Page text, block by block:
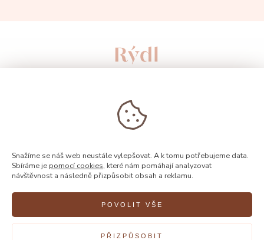
Snažíme se náš web neustále vylepšovat. A k tomu potřebujeme data.
Sbíráme je pomocí cookies, které nám pomáhají analyzovat
návštěvnost a následně přizpůsobit obsah a reklamu.
PŘIZPŮSOBIT
POVOLIT VŠE